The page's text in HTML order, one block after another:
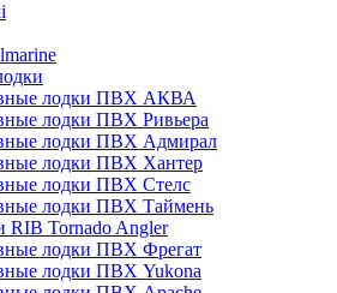
лодки ПВХ АКВА
лодки ПВХ Ривьера
лодки ПВХ Адмирал
лодки ПВХ Хантер
лодки ПВХ Стелс
лодки ПВХ Таймень
RIB Tornado Angler
лодки ПВХ Фрегат
лодки ПВХ Yukona